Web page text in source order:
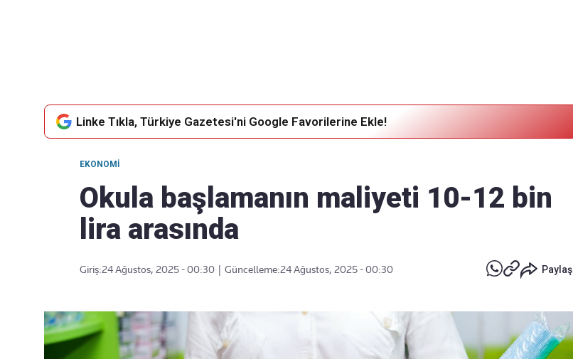
Linke Tıkla, Türkiye Gazetesi'ni Google Favorilerine Ekle!
EKONOMI
Okula başlamanın maliyeti 10-12 bin
lira arasında
Giriş:24 Ağustos, 2025 - 00:30 Güncelleme:24 Ağustos, 2025 - 00:30 Paylaş